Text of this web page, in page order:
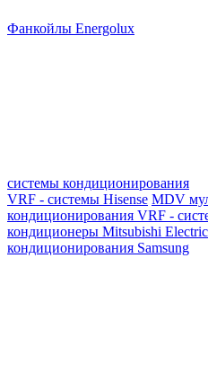
Фанкойлы Energolux
системы кондиционирования
VRF - системы Hisense MDV
кондиционирования VRF -
кондиционеры Mitsubishi Electric
кондиционирования Samsung